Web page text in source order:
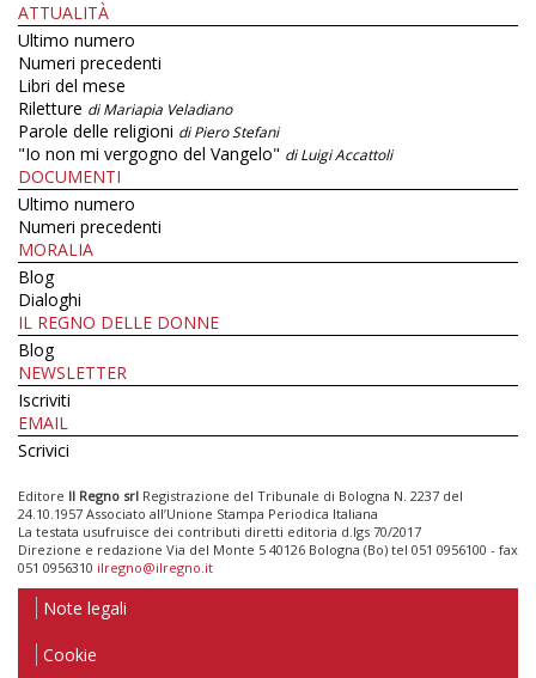
ATTUALITÀ
Ultimo numero
Numeri precedenti
Libri del mese
Riletture di Mariapia Veladiano
Parole delle religioni di Piero Stefani
"Io non mi vergogno del Vangelo" di Luigi Accattoli
DOCUMENTI
Ultimo numero
Numeri precedenti
MORALIA
Blog
Dialoghi
IL REGNO DELLE DONNE
Blog
NEWSLETTER
Iscriviti
EMAIL
Scrivici
Editore Il Regno srl Registrazione del Tribunale di Bologna N. 2237 del
24.10.1957 Associato all’Unione Stampa Periodica Italiana
La testata usufruisce dei contributi diretti editoria d.lgs 70/2017
Direzione e redazione Via del Monte 5 40126 Bologna (Bo) tel 051 0956100 - fax
051 0956310 ilregno@ilregno.it
Note legali
Cookie